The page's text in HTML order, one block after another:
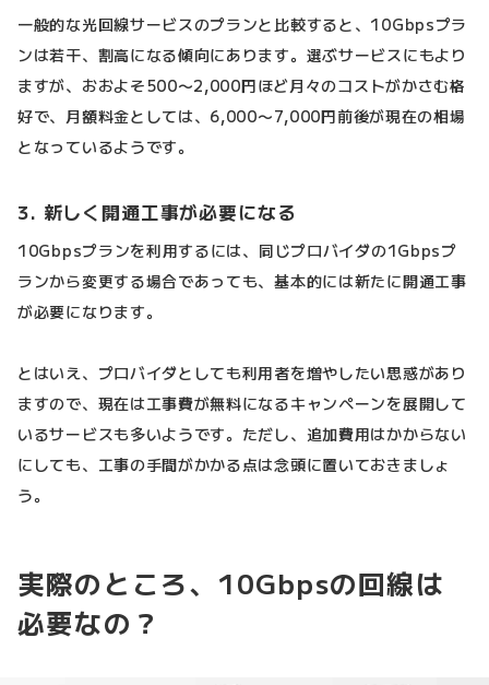
一般的な光回線サービスのプランと比較すると、10Gbpsプラ
ンは若干、割高になる傾向にあります。選ぶサービスにもより
ますが、おおよそ500〜2,000円ほど月々のコストがかさむ格
好で、月額料金としては、6,000〜7,000円前後が現在の相場
となっているようです。
3. 新しく開通工事が必要になる
10Gbpsプランを利用するには、同じプロバイダの1Gbpsプ
ランから変更する場合であっても、基本的には新たに開通工事
が必要になります。
とはいえ、プロバイダとしても利用者を増やしたい思惑があり
ますので、現在は工事費が無料になるキャンペーンを展開して
いるサービスも多いようです。ただし、追加費用はかからない
にしても、工事の手間がかかる点は念頭に置いておきましょ
う。
実際のところ、10Gbpsの回線は
必要なの？